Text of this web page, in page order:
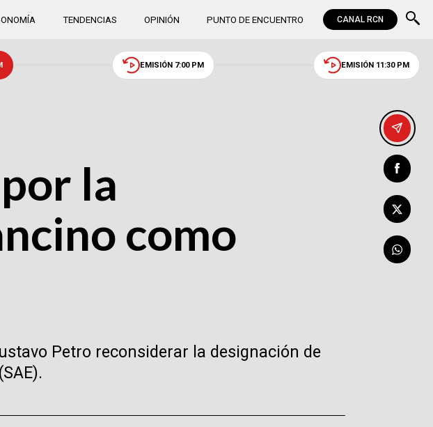
TENDENCIAS OPINIÓN PUNTO DE ENCUENTRO CANAL RCN
EMISIÓN 7:00 PM EMISIÓN 11:30 PM
la
como
Petro reconsiderar la designación de